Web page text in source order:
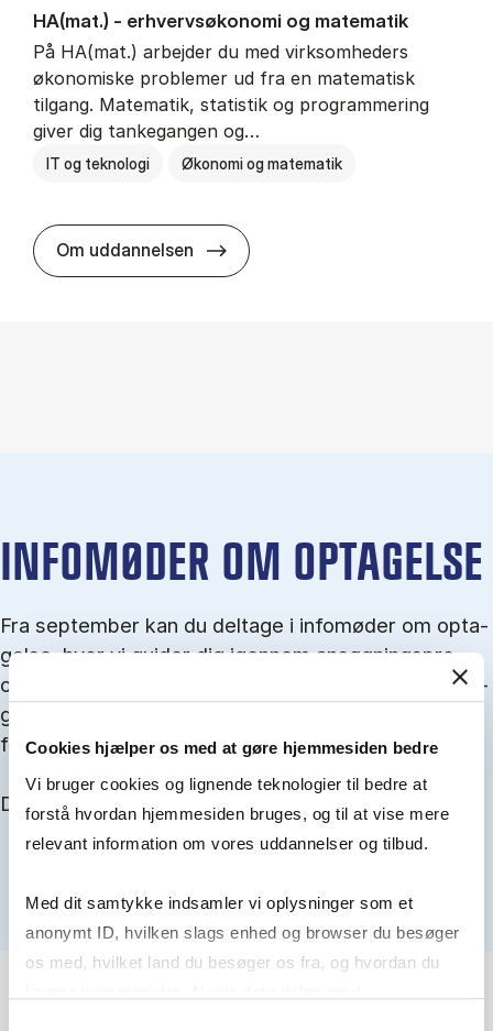
Cookies hjælper os med at gøre hjemmesiden bedre
Vi bruger cookies og lignende teknologier til bedre at
forstå hvordan hjemmesiden bruges, og til at vise mere
relevant information om vores uddannelser og tilbud.
Med dit samtykke indsamler vi oplysninger som et
anonymt ID, hvilken slags enhed og browser du besøger
os med, hvilket land du besøger os fra, og hvordan du
HA(mat.) - erhvervs­økonomi og ma­te­ma­tik
På HA(mat.) arbejder du med virksomheders
økonomiske problemer ud fra en matematisk
tilgang. Matematik, statistik og programmering
giver dig tankegangen og…
IT og teknologi Økonomi og matematik
Om uddannelsen HA(mat.) - erhvervs­økonomi og
IN­FO­MØ­DER OM OP­TA­GEL­SE
Fra september kan du del­tage i in­fo­mø­der om op­ta­
gel­se, hvor vi gu­i­der dig igen­nem an­søg­nings­pro­
ces­sen, og for­tæl­ler om kvo­te 1 og 2, sprog- og ad­
gangs­krav, og hvordan du forbedrer dine chancer
for at blive optaget.
Du kan finde alle events her i slutningen af august.